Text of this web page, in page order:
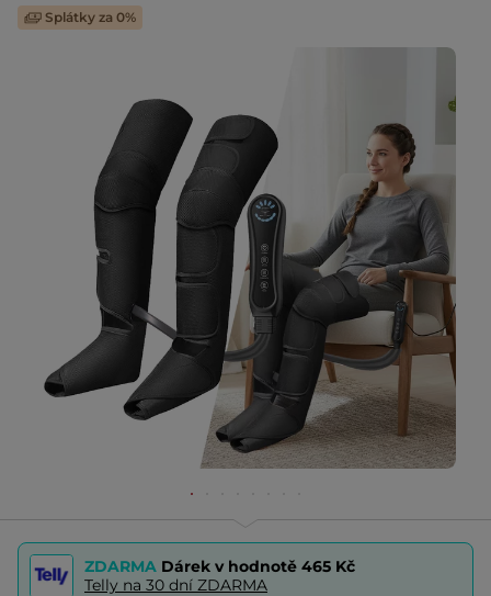
Splátky za 0%
ZDARMA Dárek v hodnotě 465 Kč
Telly na 30 dní ZDARMA